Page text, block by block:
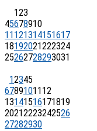
123
45678910
11 121314151617
18192021222324
25262728293031
12345
67891011 12
13141516171819
20212223242526
27282930